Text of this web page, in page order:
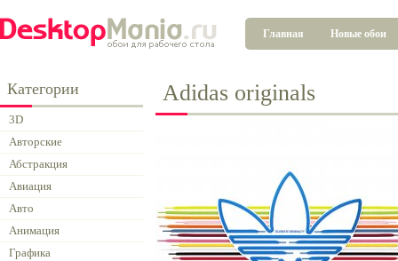
Главная Новые обои
Категории
3D
Авторские
Абстракция
Авиация
Авто
Анимация
Графика
Adidas originals